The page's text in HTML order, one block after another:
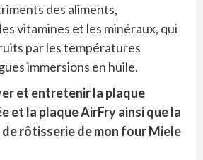
des aliments,
vitamines et les minéraux, qui
par les températures
immersions en huile.
et entretenir la plaque
et la plaque AirFry ainsi que la
rôtisserie de mon four Miele